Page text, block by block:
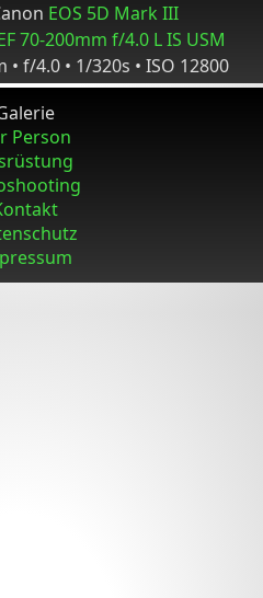
EOS 5D Mark III
70-200mm f/4.0 L IS USM
• f/4.0 • 1/320s • ISO 12800
Person